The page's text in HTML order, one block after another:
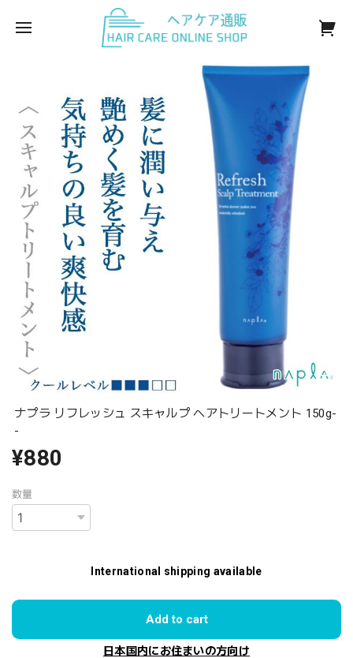
ナプラ リフレッシュ スキャルプ ヘアトリートメント 150g-
-
¥880
数量
International shipping available
Add to cart
日本国内にお住まいの方向け